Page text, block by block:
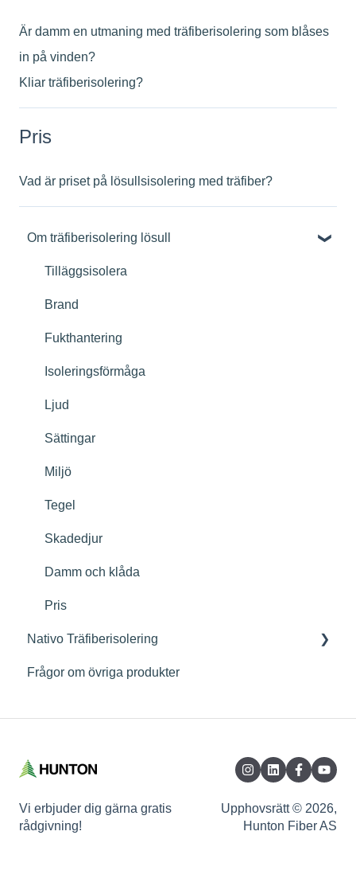
Är damm en utmaning med träfiberisolering som blåses
in på vinden?
Kliar träfiberisolering?
Pris
Vad är priset på lösullsisolering med träfiber?
Om träfiberisolering lösull
Tilläggsisolera
Brand
Fukthantering
Isoleringsförmåga
Ljud
Sättingar
Miljö
Tegel
Skadedjur
Damm och klåda
Pris
Nativo Träfiberisolering
Nativo Träfiberisolering Egenskaper
Användningsområden & Montering
Frågor om övriga produkter
Vi erbjuder dig gärna gratis
rådgivning!
Upphovsrätt © 2026,
Hunton Fiber AS